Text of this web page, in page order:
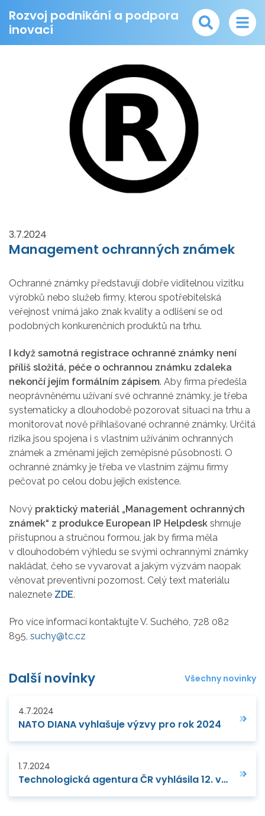
Rozvoj podnikání a podpora
inovací
3.7.2024
Management ochranných známek
Ochranné známky představují dobře viditelnou vizitku
výrobků nebo služeb firmy, kterou spotřebitelská
veřejnost vnímá jako znak kvality a odlišení se od
podobných konkurenčních produktů na trhu.
I když samotná registrace ochranné známky není
příliš složitá, péče o ochrannou známku zdaleka
nekončí jejím formálním zápisem. Aby firma předešla
neoprávněnému užívaní své ochranné známky, je třeba
systematicky a dlouhodobě pozorovat situaci na trhu a
monitorovat nově přihlašované ochranné známky. Určitá
rizika jsou spojena i s vlastním užíváním ochranných
známek a změnami jejich zeměpisné působnosti. O
ochranné známky je třeba ve vlastním zájmu firmy
pečovat po celou dobu jejich existence.
Nový praktický materiál „Management ochranných
známek“ z produkce European IP Helpdesk shrnuje
přístupnou a stručnou formou, jak by firma měla
v dlouhodobém výhledu se svými ochrannými známky
nakládat, čeho se vyvarovat a jakým výzvám naopak
věnovat preventivní pozornost. Celý text materiálu
naleznete ZDE.
Pro více informací kontaktujte V. Suchého, 728 082
895, suchy@tc.cz
Další novinky Všechny novinky
4.7.2024
NATO DIANA vyhlašuje výzvy pro rok 2024
1.7.2024
Technologická agentura ČR vyhlásila 12. veřejnou soutěž v podprogramu „Technologičtí lídři“ v Trendu